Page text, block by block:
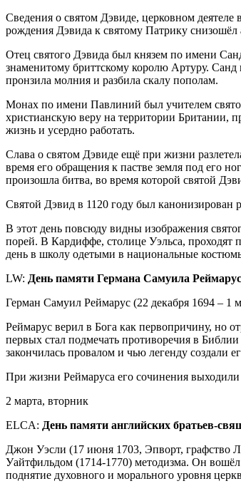
Сведения о святом Дэвиде, церковном
рождения Дэвида к святому Патрику снизошёл
Отец святого Дэвида был князем по имени
знаменитому бриттскому королю Артуру. Санд
пронзила молния и разбила скалу пополам.
Монах по имени Павлиний был учителем
христианскую веру на территории Британии,
жизнь и усердно работать.
Слава о святом Дэвиде ещё при жизни
время его обращения к пастве земля под его
произошла битва, во время которой святой
Святой Дэвид в 1120 году был канонизирован
В этот день повсюду видны изображения
порей. В Кардиффе, столице Уэльса, проходят
день в школу одетыми в национальные
LW: День памяти Германа Самуила
Герман Самуил Реймарус (22 декабря 1694 – 1
Реймарус верил в Бога как первопричину, но
первых стал подмечать противоречия в
закончилась провалом и чью легенду создали
При жизни Реймаруса его сочинения
2 марта, вторник
ELCA: День памяти английских братьев-
Джон Уэсли (17 июня 1703, Эпворт, графство
Уайтфильдом (1714-1770) методизма. Он вошёл
поднятие духовного и морального уровня